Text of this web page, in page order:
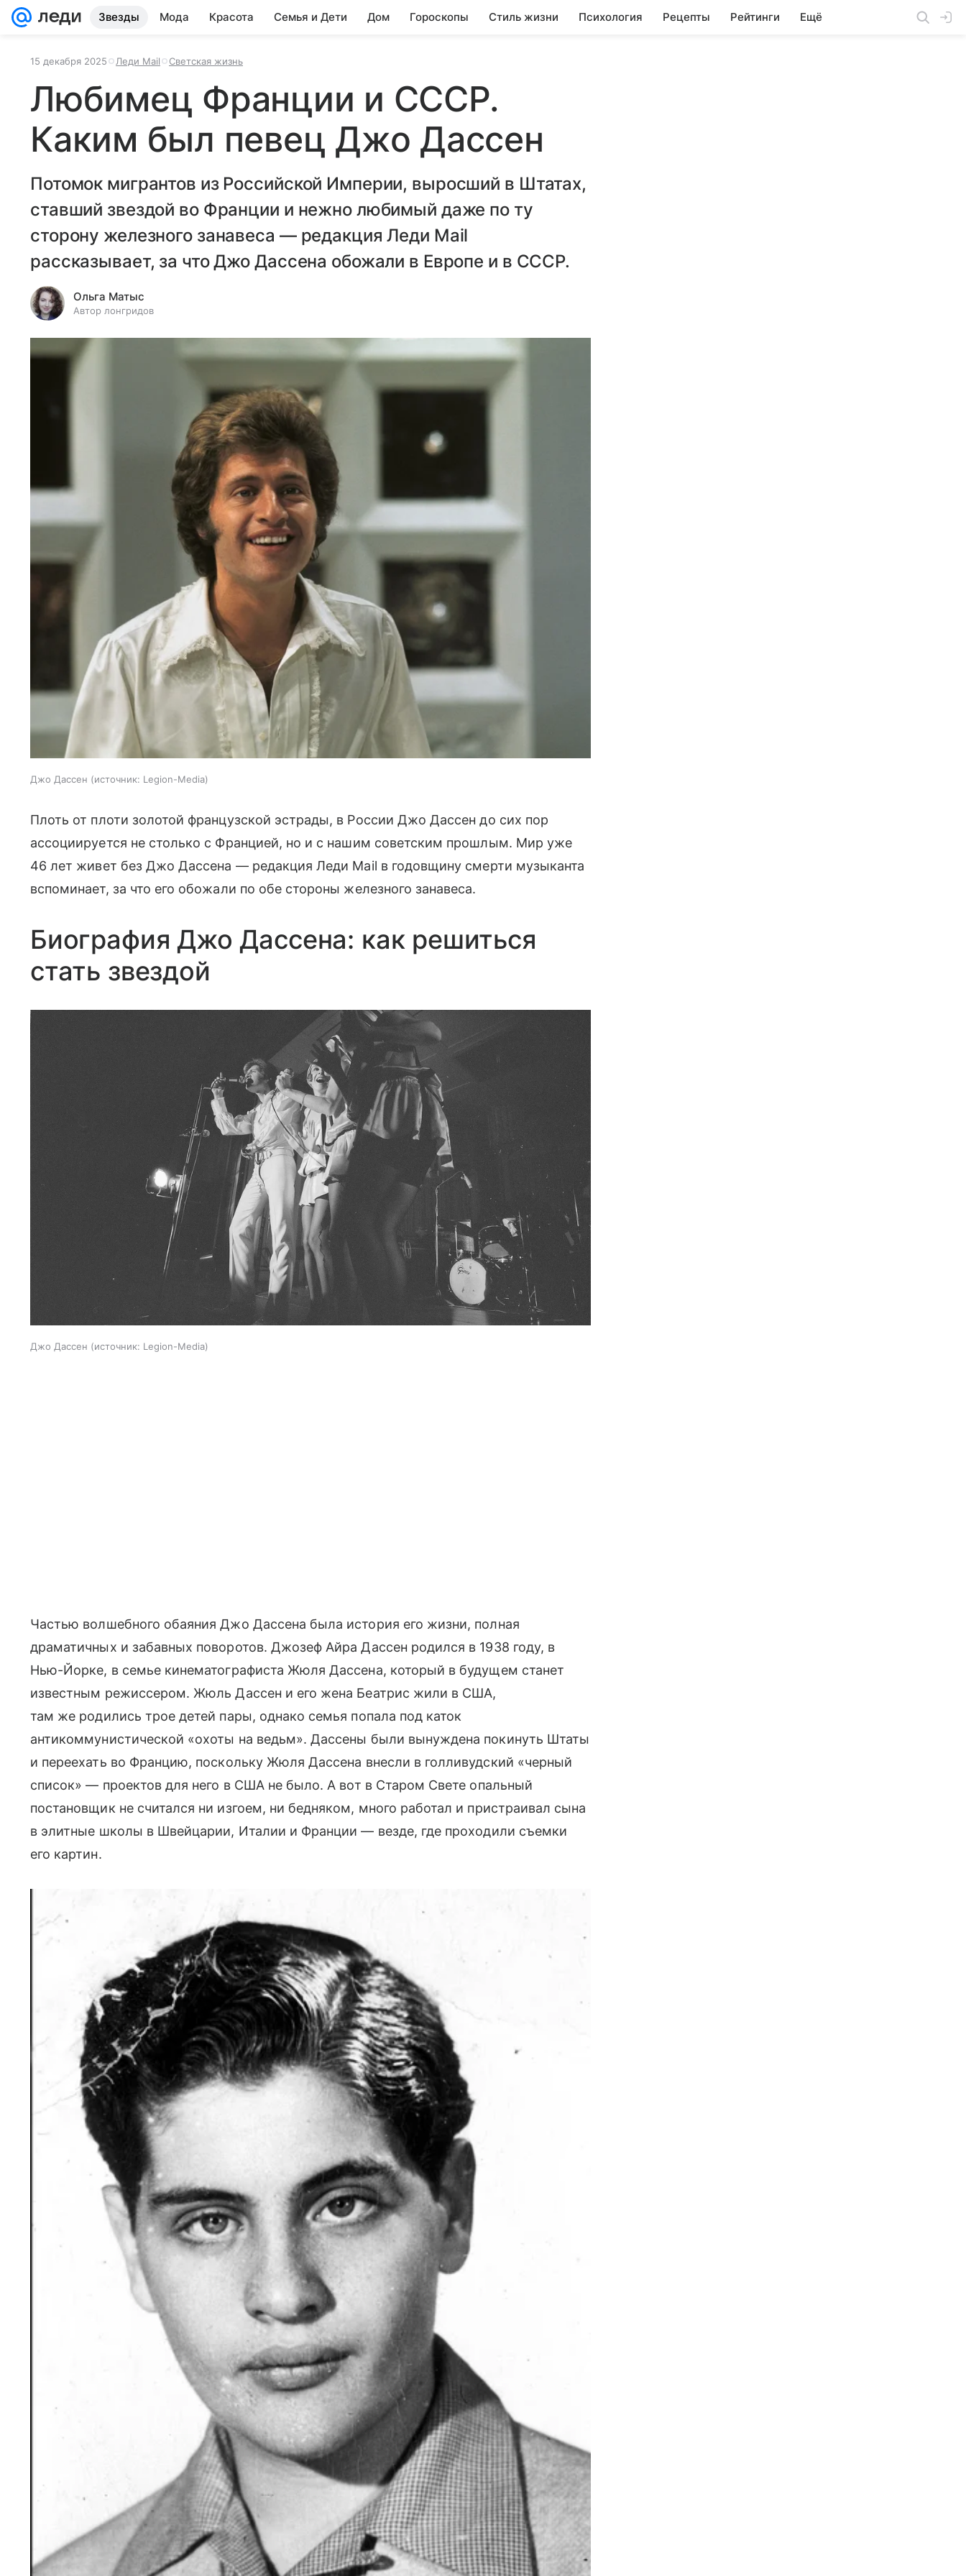
Звезды Мода Красота Семья и Дети Дом Гороскопы Стиль жизни Психология Рецепты Рейтинги Ещё
15 декабря 2025 Леди Mail Светская жизнь
Любимец Франции и СССР.
Каким был певец Джо Дассен
Потомок мигрантов из Российской Империи, выросший в Штатах,
ставший звездой во Франции и нежно любимый даже по ту
сторону железного занавеса — редакция Леди Mail
рассказывает, за что Джо Дассена обожали в Европе и в СССР.
Ольга Матыс
Автор лонгридов
Джо Дассен источник: Legion-Media
Плоть от плоти золотой французской эстрады, в России Джо Дассен до сих пор
ассоциируется не столько с Францией, но и с нашим советским прошлым. Мир уже
46 лет живет без Джо Дассена — редакция Леди Mail в годовщину смерти музыканта
вспоминает, за что его обожали по обе стороны железного занавеса.
Биография Джо Дассена: как решиться
стать звездой
Джо Дассен источник: Legion-Media
Частью волшебного обаяния Джо Дассена была история его жизни, полная
драматичных и забавных поворотов. Джозеф Айра Дассен родился в 1938 году, в
Нью-Йорке, в семье кинематографиста Жюля Дассена, который в будущем станет
известным режиссером. Жюль Дассен и его жена Беатрис жили в США,
там же родились трое детей пары, однако семья попала под каток
антикоммунистической «охоты на ведьм». Дассены были вынуждена покинуть Штаты
и переехать во Францию, поскольку Жюля Дассена внесли в голливудский «черный
список» — проектов для него в США не было. А вот в Старом Свете опальный
постановщик не считался ни изгоем, ни бедняком, много работал и пристраивал сына
в элитные школы в Швейцарии, Италии и Франции — везде, где проходили съемки
его картин.